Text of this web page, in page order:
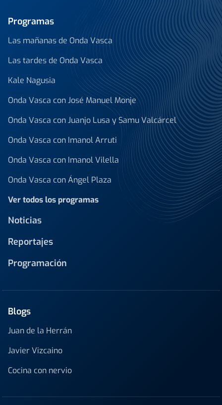
Programas
Las mañanas de Onda Vasca
Las tardes de Onda Vasca
Kale Nagusia
Onda Vasca con José Manuel Monje
Onda Vasca con Juanjo Lusa y Samu Valcárcel
Onda Vasca con Imanol Arruti
Onda Vasca con Imanol Vilella
Onda Vasca con Ángel Plaza
Ver todos los programas
Noticias
Reportajes
Programación
Blogs
Juan de la Herrán
Javier Vizcaino
Cocina con nervio